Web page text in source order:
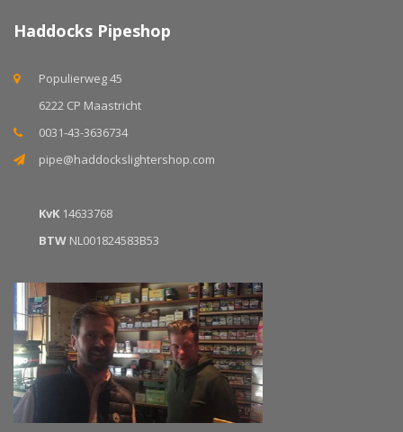
Haddocks Pipeshop
Populierweg 45
6222 CP Maastricht
0031-43-3636734
pipe@haddockslightershop.com
KvK 14633768
BTW NL001824583B53